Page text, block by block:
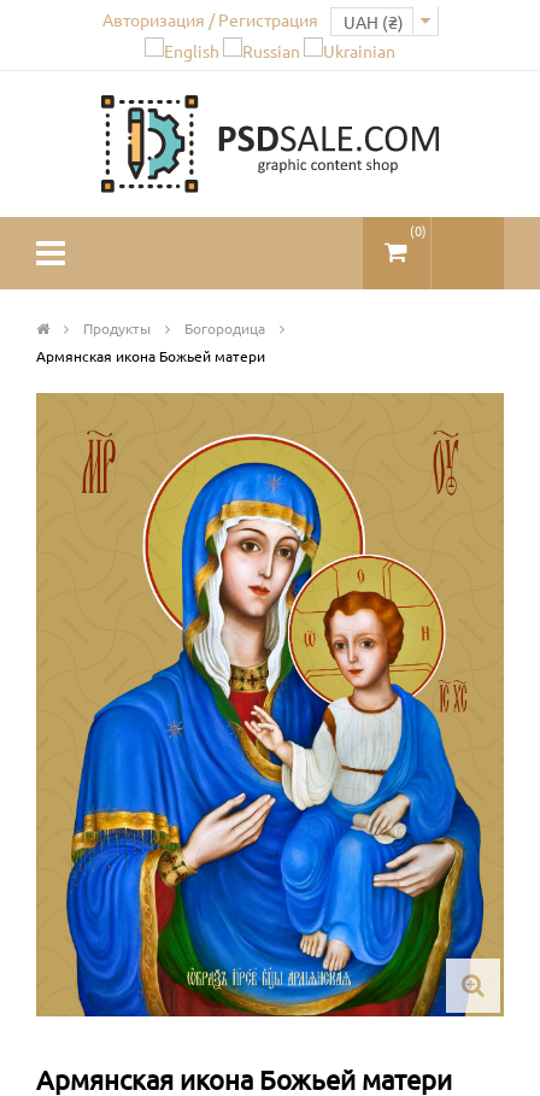
Авторизация / Регистрация
(0)
Продукты
Богородица
Армянская икона Божьей матери
Армянская икона Божьей матери